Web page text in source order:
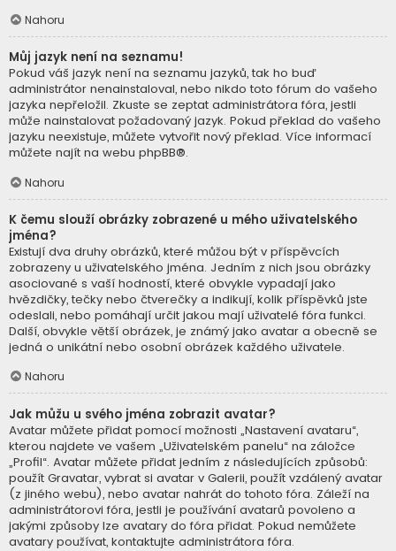
Nahoru
Můj jazyk není na seznamu!
Pokud váš jazyk není na seznamu jazyků, tak ho buď
administrátor nenainstaloval, nebo nikdo toto fórum do vašeho
jazyka nepřeložil. Zkuste se zeptat administrátora fóra, jestli
může nainstalovat požadovaný jazyk. Pokud překlad do vašeho
jazyku neexistuje, můžete vytvořit nový překlad. Více informací
můžete najít na webu phpBB®.
Nahoru
K čemu slouží obrázky zobrazené u mého uživatelského
jména?
Existují dva druhy obrázků, které můžou být v příspěvcích
zobrazeny u uživatelského jména. Jedním z nich jsou obrázky
asociované s vaší hodností, které obvykle vypadají jako
hvězdičky, tečky nebo čtverečky a indikují, kolik příspěvků jste
odeslali, nebo pomáhají určit jakou mají uživatelé fóra funkci.
Další, obvykle větší obrázek, je známý jako avatar a obecně se
jedná o unikátní nebo osobní obrázek každého uživatele.
Nahoru
Jak můžu u svého jména zobrazit avatar?
Avatar můžete přidat pomocí možnosti „Nastavení avataru“,
kterou najdete ve vašem „Uživatelském panelu“ na záložce
„Profil“. Avatar můžete přidat jedním z následujících způsobů:
použít Gravatar, vybrat si avatar v Galerii, použít vzdálený avatar
(z jiného webu), nebo avatar nahrát do tohoto fóra. Záleží na
administrátorovi fóra, jestli je používání avatarů povoleno a
jakými způsoby lze avatary do fóra přidat. Pokud nemůžete
avatary používat, kontaktujte administrátora fóra.